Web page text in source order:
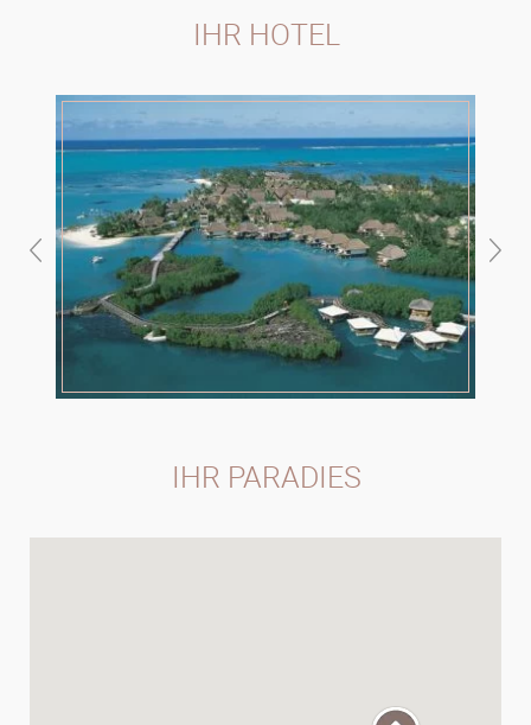
IHR HOTEL
IHR PARADIES